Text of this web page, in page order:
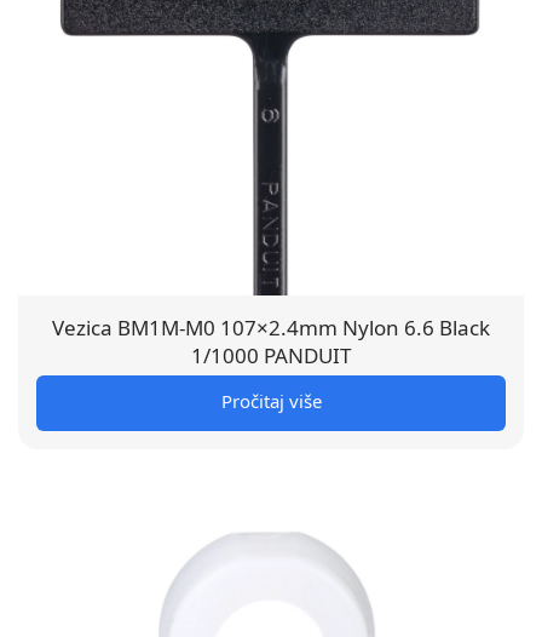
Vezica BM1M-M0 107×2.4mm Nylon 6.6 Black
1/1000 PANDUIT
Pročitaj više